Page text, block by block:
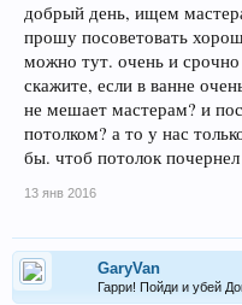
добрый день, ищем
прошу посоветовать
можно тут. очень и
скажите, если в ванне
не мешает мастерам? и
потолком? а то у нас
бы. чтоб потолок
13 янв 2016
GaryVan
Гарри! Пойди и убей